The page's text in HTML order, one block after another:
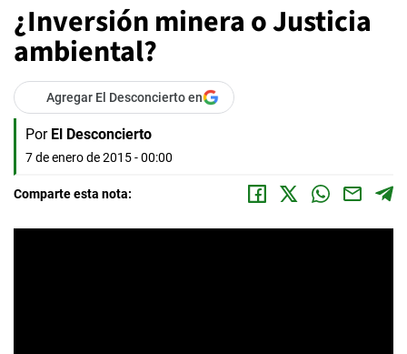
¿Inversión minera o Justicia
ambiental?
Agregar El Desconcierto en
Por El Desconcierto
7 de enero de 2015 - 00:00
Comparte esta nota: